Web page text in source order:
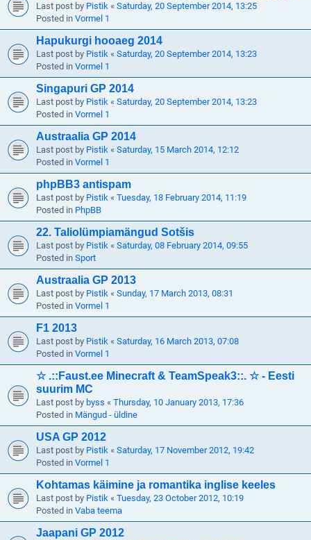
Last post by Pistik « Saturday, 20 September 2014, 13:25
Posted in Vormel 1
Hapukurgi hooaeg 2014
Last post by Pistik « Saturday, 20 September 2014, 13:23
Posted in Vormel 1
Singapuri GP 2014
Last post by Pistik « Saturday, 20 September 2014, 13:23
Posted in Vormel 1
Austraalia GP 2014
Last post by Pistik « Saturday, 15 March 2014, 12:12
Posted in Vormel 1
phpBB3 antispam
Last post by Pistik « Tuesday, 18 February 2014, 11:19
Posted in PhpBB
22. Taliolümpiamängud Sotšis
Last post by Pistik « Saturday, 08 February 2014, 09:55
Posted in Sport
Austraalia GP 2013
Last post by Pistik « Sunday, 17 March 2013, 08:31
Posted in Vormel 1
F1 2013
Last post by Pistik « Saturday, 16 March 2013, 07:08
Posted in Vormel 1
☆ .::Faust.ee Minecraft & TeamSpeak3::. ☆ - Eesti
suurim MC
Last post by byss « Thursday, 10 January 2013, 17:36
Posted in Mängud - üldine
USA GP 2012
Last post by Pistik « Saturday, 17 November 2012, 19:42
Posted in Vormel 1
Kohtamas käimine ja romantika inglise keeles
Last post by Pistik « Tuesday, 23 October 2012, 10:19
Posted in Vaba teema
Jaapani GP 2012